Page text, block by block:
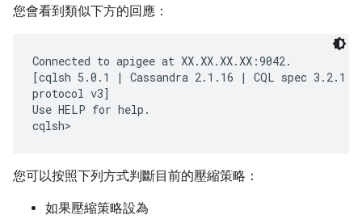
您會看到類似下方的回應：
Connected to apigee at XX.XX.XX.XX:9042.
[cqlsh 5.0.1 | Cassandra 2.1.16 | CQL spec 3.2.1
protocol v3]
Use HELP for help.
cqlsh>
您可以按照下列方式判斷目前的壓縮策略：
如果壓縮策略設為